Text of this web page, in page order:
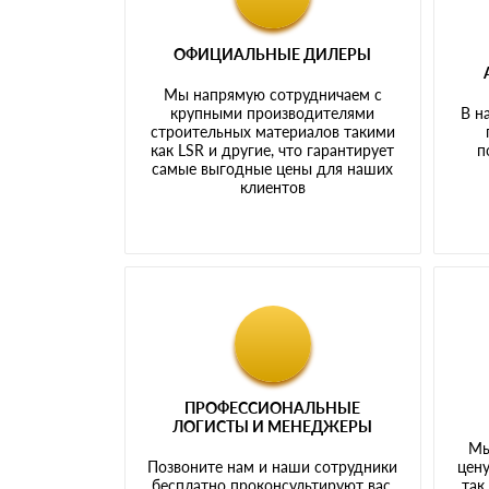
ОФИЦИАЛЬНЫЕ ДИЛЕРЫ
Мы напрямую сотрудничаем с
крупными производителями
строительных материалов такими
как LSR и другие, что гарантирует
самые выгодные цены для наших
клиентов
В
ПРОФЕССИОНАЛЬНЫЕ
ЛОГИСТЫ И МЕНЕДЖЕРЫ
Позвоните нам и наши сотрудники
бесплатно проконсультируют вас,